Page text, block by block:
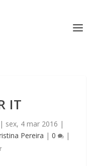
IT
| sex, 4 mar 2016 |
Pereira | 0 |